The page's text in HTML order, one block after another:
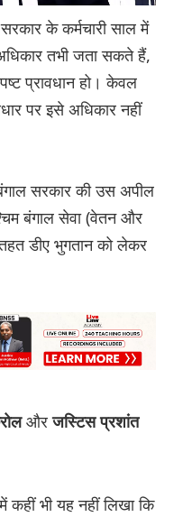
के कर्मचारी साल में
अधिकार तभी जता सकते हैं,
प्रावधान हो। केवल
पर इसे अधिकार नहीं
बंगाल सरकार की उस अपील
बंगाल सेवा (वेतन और
डीए भुगतान को लेकर
औरजस्टिस प्रशांत
कहीं भी यह नहीं लिखा कि